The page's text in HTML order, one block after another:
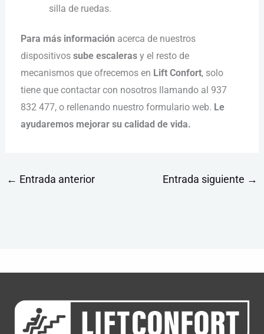
silla de ruedas.
Para más información acerca de nuestros
dispositivos sube escalerasy el resto de
mecanismos que ofrecemos en Lift Confort, solo
tiene que contactar con nosotros llamando al 937
832 477, o rellenando nuestro formulario web. Le
ayudaremos mejorar su calidad de vida.
← Entrada anterior Entrada siguiente →